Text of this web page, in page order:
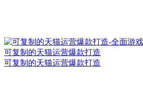
可复制的天猫运营爆款打造
可复制的天猫运营爆款打造